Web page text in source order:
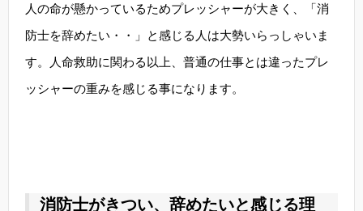
人の命が懸かっているためプレッシャーが大きく、「消
防士を辞めたい・・」と感じる人は大勢いらっしゃいま
す。人命救助に関わる以上、普通の仕事とは違ったプレ
ッシャーの重みを感じる事になります。
消防士がきつい、辞めたいと感じる理